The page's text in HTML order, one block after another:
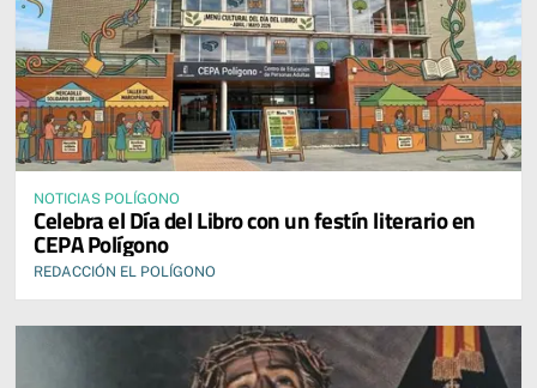
NOTICIAS POLÍGONO
Celebra el Día del Libro con un festín literario en
CEPA Polígono
REDACCIÓN EL POLÍGONO